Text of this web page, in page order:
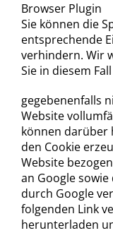
Browser Plugin
Sie können die
entsprechende
verhindern. Wir
Sie in diesem Fall
gegebenenfalls
Website
können darüber
den Cookie
Website
an Google
durch Google
folgenden Link
herunterladen